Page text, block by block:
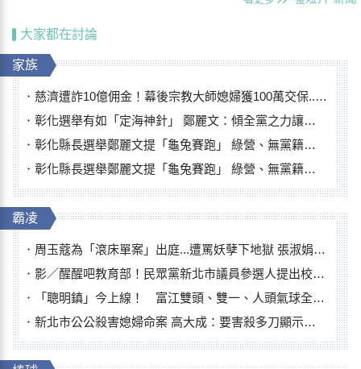
大家都在討論
家族
慈濟遭詐10億佣金！幕後宗教大師媳婦獲100萬交保...快步奔離不發一語
彰化選舉有如「定海神針」 鄭麗文：傾全黨之力讓彰化贏
彰化縣長選舉鄭麗文提「龜兔賽跑」 綠營、無黨籍忙否認是烏龜
彰化縣長選舉鄭麗文提「龜兔賽跑」 綠營、無黨籍忙否認是烏龜
霸凌
周玉蔻為「滾床單案」出庭...遭罵妖孽下地獄 張淑娟批：舌頭殺人有罪
影／醒醒吧教育部！民眾黨新北市議員參選人提出校園反毒防線升級政見
「聰明鎮」今上線！ 富江雙頭、雙一、人頭氣球全登場
新北市公公殺害媳婦命案 高大成：要害殺多刀顯示怨恨深